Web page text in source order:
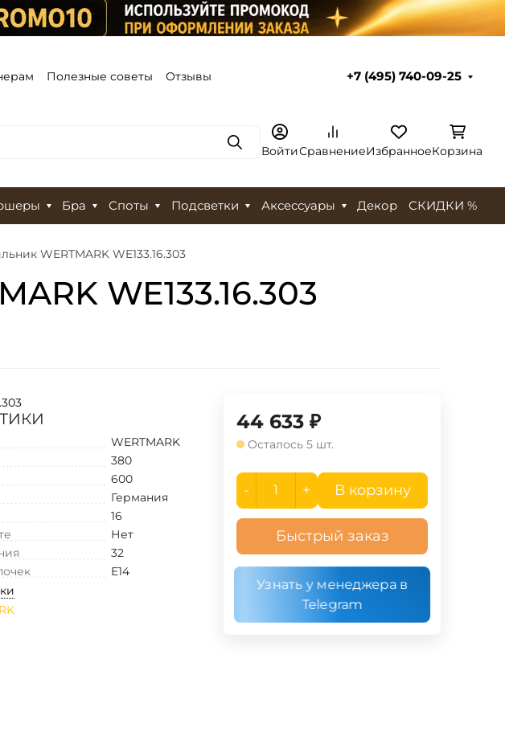
Полезные советы Отзывы +7 (495) 740-09-25
ПоискВойтиСравнениеИзбранноеКорзина
Бра Споты Подсветки Аксессуары Декор СКИДКИ %
WERTMARK WE133.16.303
WE133.16.303
WERTMARK
380
600
Германия
16
Нет
32
E14
44 633 ₽
Осталось 5 шт.
- + В корзину
Быстрый заказ
Узнать у менеджера в
Telegram